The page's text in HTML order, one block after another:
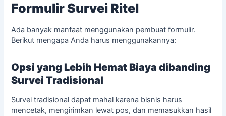
Formulir Survei Ritel
Ada banyak manfaat menggunakan pembuat formulir.
Berikut mengapa Anda harus menggunakannya:
Opsi yang Lebih Hemat Biaya dibanding
Survei Tradisional
Survei tradisional dapat mahal karena bisnis harus
mencetak, mengirimkan lewat pos, dan memasukkan hasil